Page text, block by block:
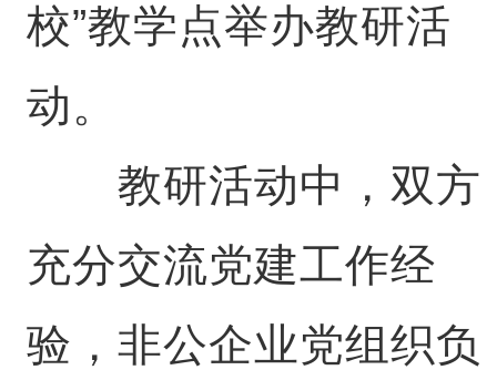
校”教学点举办教研活
动。
教研活动中，双方
充分交流党建工作经
验，非公企业党组织负